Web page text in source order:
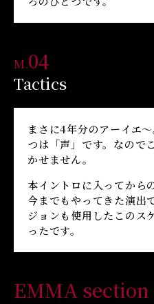
M.04
Tactics
まさに4年分のアーイエ
つは「声」です。なので
かせません。
本イントロに入ってから
今までもやってきた演出
ジョンも使用したこのス
ったです。
EMMA section